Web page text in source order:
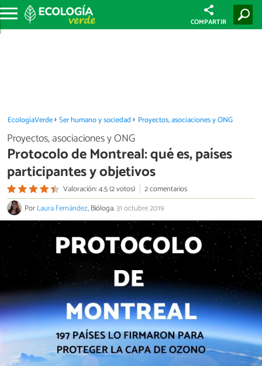
COMPARTIR
EcologíaVerde Ser humano y sociedad Proyectos, asociaciones y ONG
Proyectos, asociaciones y ONG
Protocolo de Montreal: qué es, países
participantes y objetivos
Valoración: 4.5 (2 votos)
2 comentarios
PorLaura Fernández, Bióloga.31 octubre 2019